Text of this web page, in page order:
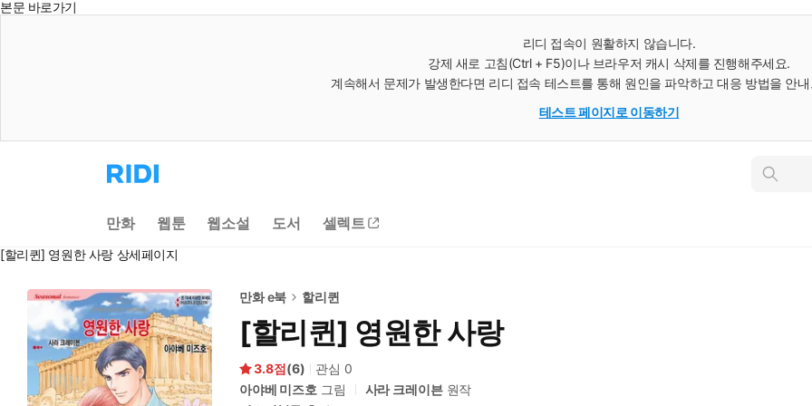
본문 바로가기
리디 접속이 원활하지 않습니다.
강제 새로 고침(Ctrl + F5)이나 브라우저 캐시 삭제를 진행해주세요.
계속해서 문제가 발생한다면 리디 접속 테스트를 통해 원인을 파악하고 대응 방법을 안
테스트 페이지로 이동하기
리
디
으
로
동
인
만화 웹툰 웹소설 도서 셀렉트
[할리퀸] 영원한 사랑 상세페이지
만화 e북 할리퀸
[할리퀸] 영원한 사랑
3.8 (6) 관심 0
아야베 미즈호 그림 사라 크레이븐원작